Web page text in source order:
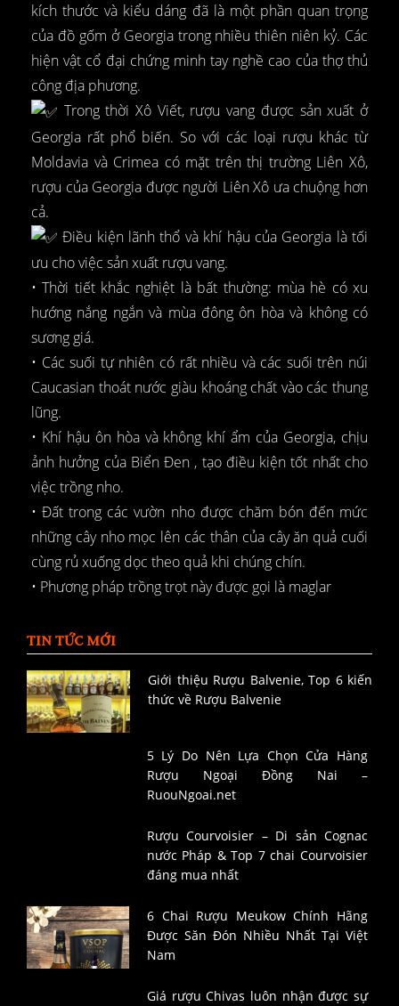
kích thước và kiểu dáng đã là một phần quan trọng
của đồ gốm ở Georgia trong nhiều thiên niên kỷ. Các
hiện vật cổ đại chứng minh tay nghề cao của thợ thủ
công địa phương.
Trong thời Xô Viết, rượu vang được sản xuất ở
Georgia rất phổ biến. So với các loại rượu khác từ
Moldavia và Crimea có mặt trên thị trường Liên Xô,
rượu của Georgia được người Liên Xô ưa chuộng hơn
cả.
Điều kiện lãnh thổ và khí hậu của Georgia là tối
ưu cho việc sản xuất rượu vang.
• Thời tiết khắc nghiệt là bất thường: mùa hè có xu
hướng nắng ngắn và mùa đông ôn hòa và không có
sương giá.
• Các suối tự nhiên có rất nhiều và các suối trên núi
Caucasian thoát nước giàu khoáng chất vào các thung
lũng.
• Khí hậu ôn hòa và không khí ẩm của Georgia, chịu
ảnh hưởng của Biển Đen , tạo điều kiện tốt nhất cho
việc trồng nho.
• Đất trong các vườn nho được chăm bón đến mức
những cây nho mọc lên các thân của cây ăn quả cuối
cùng rủ xuống dọc theo quả khi chúng chín.
• Phương pháp trồng trọt này được gọi là maglar
TIN TỨC MỚI
Giới thiệu Rượu Balvenie, Top 6 kiến
thức về Rượu Balvenie
5 Lý Do Nên Lựa Chọn Cửa Hàng
Rượu Ngoại Đồng Nai –
RuouNgoai.net
Rượu Courvoisier – Di sản Cognac
nước Pháp & Top 7 chai Courvoisier
đáng mua nhất
6 Chai Rượu Meukow Chính Hãng
Được Săn Đón Nhiều Nhất Tại Việt
Nam
Giá rượu Chivas luôn nhận được sự